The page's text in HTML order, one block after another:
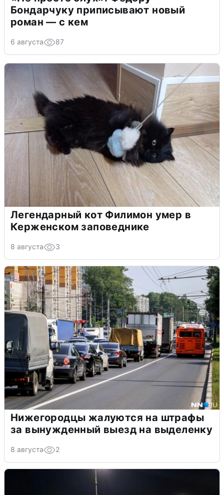
Бондарчуку приписывают новый
роман — с кем
6 августа 87
Легендарный кот Филимон умер в
Керженском заповеднике
8 августа 3
Нижегородцы жалуются на штрафы
за вынужденный выезд на выделенку
8 августа 2